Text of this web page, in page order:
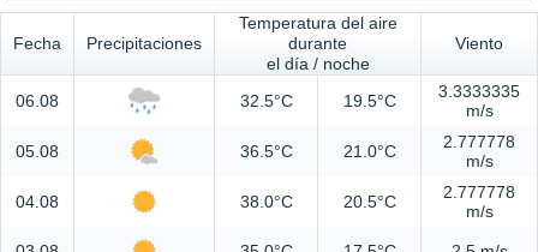
Fecha Precipitaciones
Temperatura del aire
durante
el día / noche
Viento
06.08 32.5°C 19.5°C
3.3333335
m/s
05.08 36.5°C 21.0°C
2.777778
m/s
04.08 38.0°C 20.5°C
2.777778
m/s